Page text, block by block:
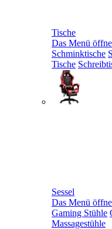
Tische
Das Menü
Schminktische
Tische
Sessel
Das Menü
Gaming Stühle
Massagestühle